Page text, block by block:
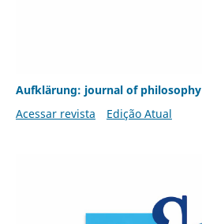
Aufklärung: journal of philosophy
Acessar revista
Edição Atual